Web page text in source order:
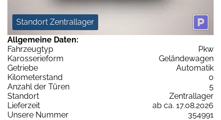
Standort Zentrallager
Allgemeine Daten:
Fahrzeugtyp
Pkw
Karosserieform
Geländewagen
Getriebe
Automatik
Kilometerstand
0
Anzahl der Türen
5
Standort
Zentrallager
Lieferzeit
ab ca. 17.08.2026
Unsere Nummer
354991